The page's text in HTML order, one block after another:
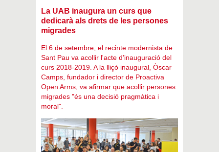
La UAB inaugura un curs que
dedicarà als drets de les persones
migrades
El 6 de setembre, el recinte modernista de
Sant Pau va acollir l'acte d'inauguració del
curs 2018-2019. A la lliçó inaugural, Òscar
Camps, fundador i director de Proactiva
Open Arms, va afirmar que acollir persones
migrades "és una decisió pragmàtica i
moral".